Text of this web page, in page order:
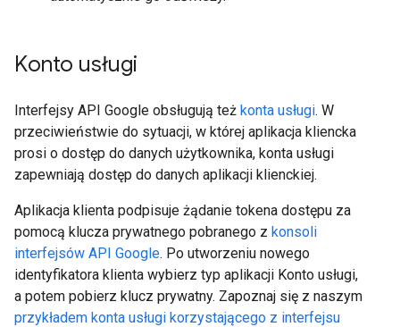
Konto usługi
Interfejsy API Google obsługują też konta usługi. W
przeciwieństwie do sytuacji, w której aplikacja kliencka
prosi o dostęp do danych użytkownika, konta usługi
zapewniają dostęp do danych aplikacji klienckiej.
Aplikacja klienta podpisuje żądanie tokena dostępu za
pomocą klucza prywatnego pobranego z konsoli
interfejsów API Google. Po utworzeniu nowego
identyfikatora klienta wybierz typ aplikacji Konto usługi,
a potem pobierz klucz prywatny. Zapoznaj się z naszym
przykładem konta usługi korzystającego z interfejsu